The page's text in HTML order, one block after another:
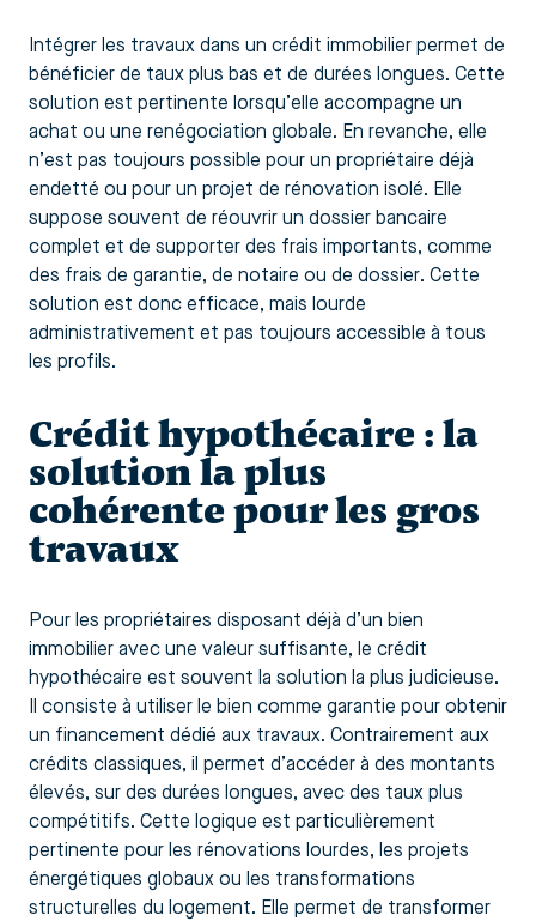
Intégrer les travaux dans un crédit immobilier permet de
bénéficier de taux plus bas et de durées longues. Cette
solution est pertinente lorsqu’elle accompagne un
achat ou une renégociation globale. En revanche, elle
n’est pas toujours possible pour un propriétaire déjà
endetté ou pour un projet de rénovation isolé. Elle
suppose souvent de réouvrir un dossier bancaire
complet et de supporter des frais importants, comme
des frais de garantie, de notaire ou de dossier. Cette
solution est donc efficace, mais lourde
administrativement et pas toujours accessible à tous
les profils.
Crédit hypothécaire : la
solution la plus
cohérente pour les gros
travaux
Pour les propriétaires disposant déjà d’un bien
immobilier avec une valeur suffisante, le crédit
hypothécaire est souvent la solution la plus judicieuse.
Il consiste à utiliser le bien comme garantie pour obtenir
un financement dédié aux travaux. Contrairement aux
crédits classiques, il permet d’accéder à des montants
élevés, sur des durées longues, avec des taux plus
compétitifs. Cette logique est particulièrement
pertinente pour les rénovations lourdes, les projets
énergétiques globaux ou les transformations
structurelles du logement. Elle permet de transformer